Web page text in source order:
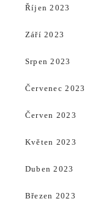
Říjen 2023
Září 2023
Srpen 2023
Červenec 2023
Červen 2023
Květen 2023
Duben 2023
Březen 2023